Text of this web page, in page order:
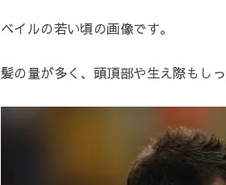
ベイルの若い頃の画像です。
髪の量が多く、頭頂部や生え際もし